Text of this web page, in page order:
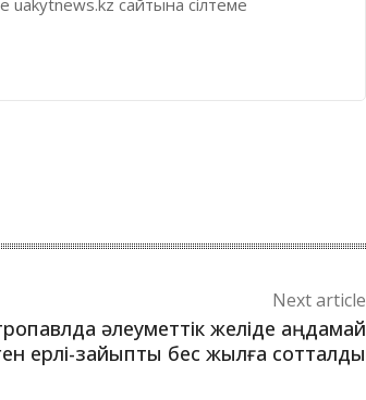
uakytnews.kz сайтына сілтеме
Next article
әлеуметтік желіде аңдамай
ерлі-зайыпты бес жылға сотталды